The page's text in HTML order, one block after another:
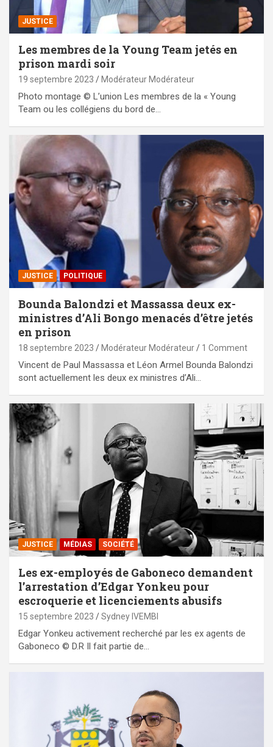
JUSTICE
Les membres de la Young Team jetés en
prison mardi soir
19 septembre 2023 Modérateur Modérateur
Photo montage © L’union Les membres de la « Young
Team ou les collégiens du bord de…
JUSTICE POLITIQUE
Bounda Balondzi et Massassa deux ex-
ministres d’Ali Bongo menacés d’être jetés
en prison
18 septembre 2023 Modérateur Modérateur 1 Comment
Vincent de Paul Massassa et Léon Armel Bounda Balondzi
sont actuellement les deux ex ministres d’Ali…
JUSTICE MÉDIAS SOCIÉTÉ
Les ex-employés de Gaboneco demandent
l’arrestation d’Edgar Yonkeu pour
escroquerie et licenciements abusifs
15 septembre 2023 Sydney IVEMBI
Edgar Yonkeu activement recherché par les ex agents de
Gaboneco © D.R Il fait partie de…